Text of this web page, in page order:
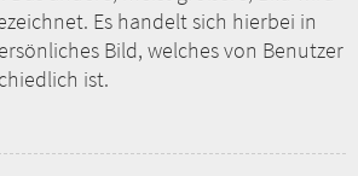
Es handelt sich hierbei in
Bild, welches von Benutzer
ist.